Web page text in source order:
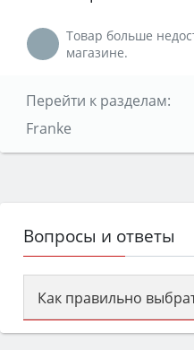
Товар больше
магазине.
Перейти к разделам:
Franke
Вопросы и ответы
Как правильно
Сначала